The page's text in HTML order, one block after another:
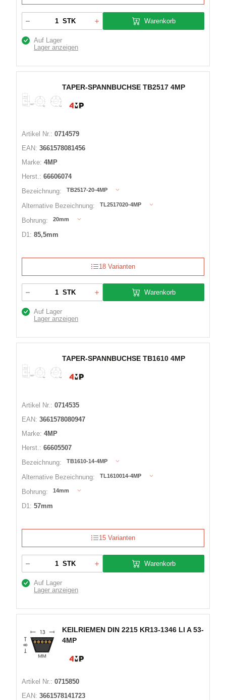
STK Warenkorb
Auf Lager
Lager anzeigen
TAPER-SPANNBUCHSE TB2517 4MP
Artikel Nr.: 0714579
EAN: 3661578081456
Marke: 4MP
Herst.: 66606074
Bezeichnung:
TB2517-20-4MP
Alternative Bezeichnung: TL2517020-4MP
Bohrung: 20mm
D1: 85,5mm
18 Varianten
STK Warenkorb
Auf Lager
Lager anzeigen
TAPER-SPANNBUCHSE TB1610 4MP
Artikel Nr.: 0714535
EAN: 3661578080947
Marke: 4MP
Herst.: 66605507
Bezeichnung:
TB1610-14-4MP
Alternative Bezeichnung: TL1610014-4MP
Bohrung: 14mm
D1: 57mm
15 Varianten
STK Warenkorb
Auf Lager
Lager anzeigen
KEILRIEMEN DIN 2215 KR13-1346 LI A 53-
4MP
Artikel Nr.: 0715850
EAN: 3661578141723